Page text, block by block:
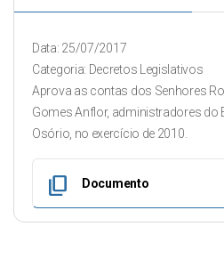
Data: 25/07/2017
Categoria: Decretos Legislativos
Aprova as contas dos Senhores
Gomes Anflor, administradores do
Osório, no exercício de 2010.
content_copy Documento